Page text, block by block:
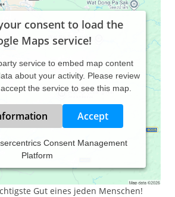
consent to load the
Maps service!
service to embed map content
about your activity. Please review
the service to see this map.
Accept
Consent Management
Platform
Praxis für Musik- & Klangtherapie
Gut eines jeden Menschen!